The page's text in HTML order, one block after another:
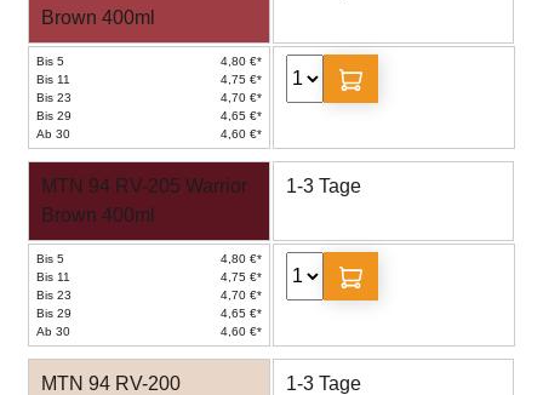
Brown 400ml
Bis 5
4,80 €*
Bis 11
4,75 €*
Bis 23
4,70 €*
Bis 29
4,65 €*
Ab 30
4,60 €*
MTN 94 RV-205 Warrior
Brown 400ml
1-3 Tage
Bis 5
4,80 €*
Bis 11
4,75 €*
Bis 23
4,70 €*
Bis 29
4,65 €*
Ab 30
4,60 €*
MTN 94 RV-200
1-3 Tage